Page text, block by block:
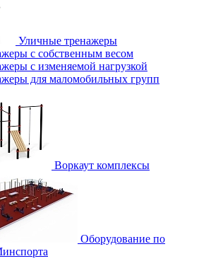
Уличные тренажеры
с собственным весом
с изменяемой нагрузкой
для маломобильных групп
Воркаут комплексы
Оборудование по